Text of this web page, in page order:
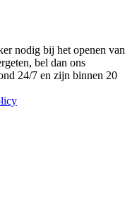
nodig bij het openen van
bel dan ons
24/7 en zijn binnen 20